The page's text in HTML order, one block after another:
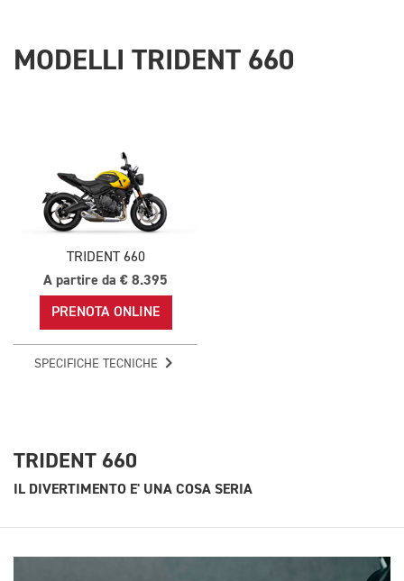
MODELLI TRIDENT 660
TRIDENT 660
A partire da € 8.395
PRENOTA ONLINE
SPECIFICHE TECNICHE
TRIDENT 660
IL DIVERTIMENTO E' UNA COSA SERIA